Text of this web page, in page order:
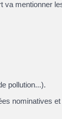
va mentionner
pollution...).
nominatives